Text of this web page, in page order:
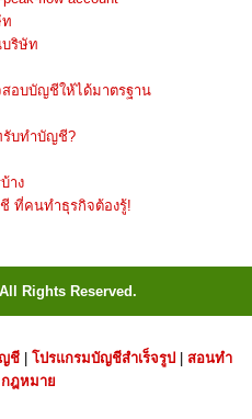
ท
บริษัท
สอบบัญชีให้ได้มาตรฐาน
รับทำบัญชี?
าง
ที่คนทำธุรกิจต้องรู้!
Rights Reserved.
ชี โปรแกรมบัญชีสำเร็จรูป
สอนทำ
กฎหมาย